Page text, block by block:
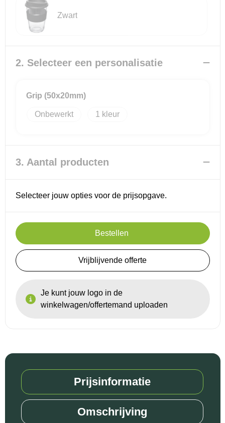
Zwart
2. Selecteer een personalisatie
Grip (50x20mm)
Onbewerkt 1
3. Aantal producten
Selecteer jouw opties voor de prijsopgave.
Bestellen
Vrijblijvende offerte
Je kunt jouw logo in de
winkelwagen/offertemand uploaden
Prijsinformatie
Omschrijving